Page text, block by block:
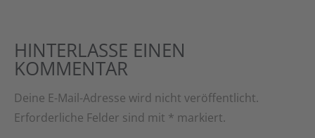
HINTERLASSE EINEN
KOMMENTAR
Deine E-Mail-Adresse wird nicht veröffentlicht.
Erforderliche Felder sind mit * markiert.